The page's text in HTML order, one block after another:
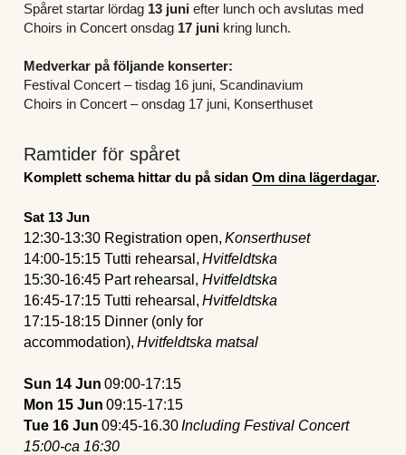
Spåret startar lördag 13 juni efter lunch och avslutas med
Choirs in Concert onsdag 17 juni kring lunch.
Medverkar på följande konserter:
Festival Concert – tisdag 16 juni, Scandinavium
Choirs in Concert – onsdag 17 juni, Konserthuset
Ramtider för spåret
Komplett schema hittar du på sidan Om dina lägerdagar.
Sat 13 Jun
12:30-13:30 Registration open, Konserthuset
14:00-15:15 Tutti rehearsal, Hvitfeldtska
15:30-16:45 Part rehearsal, Hvitfeldtska
16:45-17:15 Tutti rehearsal, Hvitfeldtska
17:15-18:15 Dinner (only for
accommodation), Hvitfeldtska matsal
Sun 14 Jun 09:00-17:15
Mon 15 Jun 09:15-17:15
Tue 16 Jun 09:45-16.30 Including Festival Concert
15:00-ca 16:30